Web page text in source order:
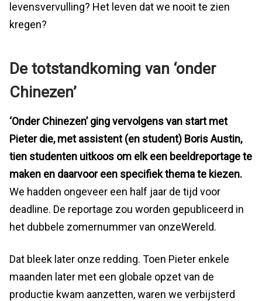
levensvervulling? Het leven dat we nooit te zien
kregen?
De totstandkoming van ‘onder
Chinezen’
‘Onder Chinezen’ ging vervolgens van start met
Pieter die, met assistent (en student) Boris Austin,
tien studenten uitkoos om elk een beeldreportage te
maken en daarvoor een specifiek thema te kiezen.
We hadden ongeveer een half jaar de tijd voor
deadline. De reportage zou worden gepubliceerd in
het dubbele zomernummer van onzeWereld.
Dat bleek later onze redding. Toen Pieter enkele
maanden later met een globale opzet van de
productie kwam aanzetten, waren we verbijsterd